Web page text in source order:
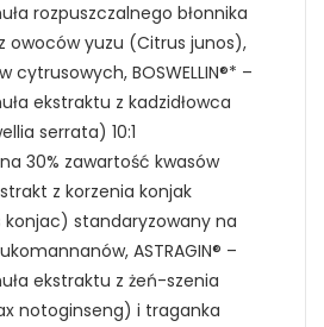
rozpuszczalnego błonnika
owoców yuzu (Citrus junos),
cytrusowych, BOSWELLIN®* –
ekstraktu z kadzidłowca
serrata) 10:1
30% zawartość kwasów
z korzenia konjak
standaryzowany na
ASTRAGIN® –
ekstraktu z żeń-szenia
notoginseng) i traganka